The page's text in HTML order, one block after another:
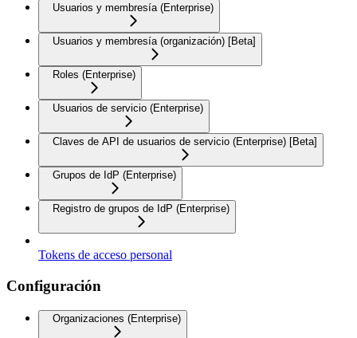
Usuarios y membresía (Enterprise)
Usuarios y membresía (organización) [Beta]
Roles (Enterprise)
Usuarios de servicio (Enterprise)
Claves de API de usuarios de servicio (Enterprise) [Beta]
Grupos de IdP (Enterprise)
Registro de grupos de IdP (Enterprise)
Tokens de acceso personal
Configuración
Organizaciones (Enterprise)